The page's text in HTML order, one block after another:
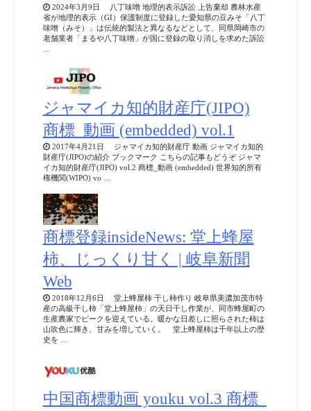
2024年3月9日 八丁味噌 地理的表示訴訟 上告棄却 農林水産
省が地理的表示（GI）保護制度に登録した愛知県の豆みそ「八丁
味噌（みそ）」は伝統的製法と異なるなどとして、同県岡崎市の
老舗業者「まるや八丁味噌」が国に登録の取り消しを求めた訴訟
ジャマイカ知的財産庁(JIPO)
商標_動画 (embedded) vol.1
2017年4月21日 ジャマイカ知的財産庁 動画 ジャマイカ知的
財産庁(JIPO)の紹介 ブックマーク こちらの記事もどうぞ ジャマ
イカ知的財産庁(JIPO) vol.2 商標_動画 (embedded) 世界知的所有
権機関(WIPO) vo …
商標登録insideNews: 堂上蜂屋
柿、じっくり甘く | 岐阜新聞
Web
2018年12月6日 堂上蜂屋柿 干し柿作り 岐阜県美濃加茂市特
産の高級干し柿「堂上蜂屋柿」の天日干し作業が、同市蜂屋町の
生産農家でピークを迎えている。暖かな日差しに照らされた柿は
山吹色に輝き、甘みを増していく。 堂上蜂屋柿は千年以上の歴
史を …
中国商標動画 youku vol.3 商標_